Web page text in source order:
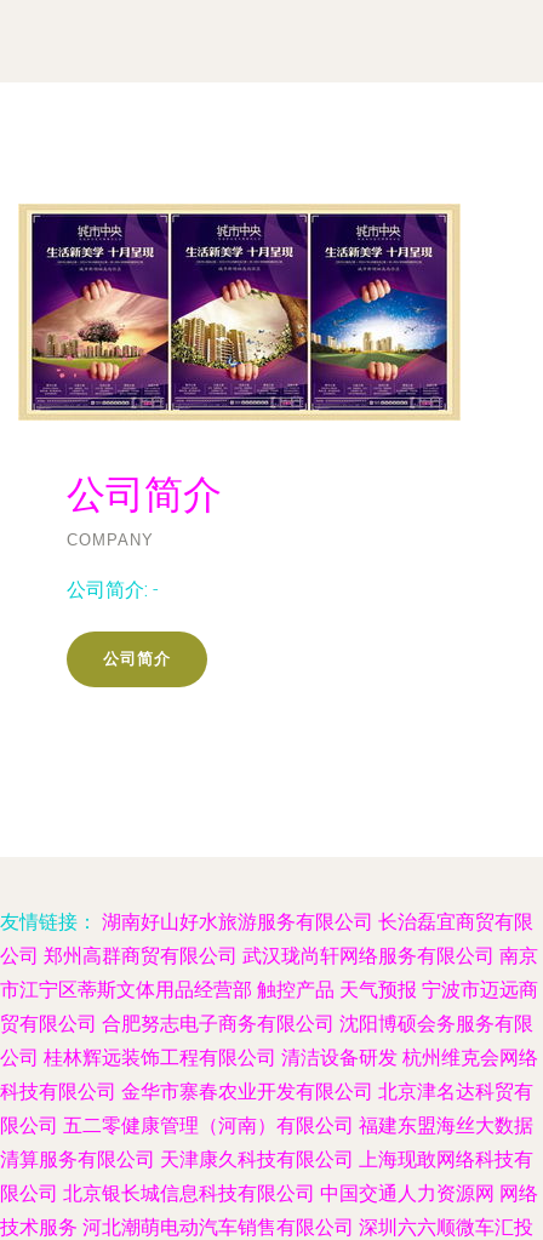
公司简介
COMPANY
公司简介: -
公司简介
友情链接： 湖南好山好水旅游服务有限公司 长治磊宜商贸有限
公司 郑州高群商贸有限公司 武汉珑尚轩网络服务有限公司 南京
市江宁区蒂斯文体用品经营部 触控产品 天气预报 宁波市迈远商
贸有限公司 合肥努志电子商务有限公司 沈阳博硕会务服务有限
公司 桂林辉远装饰工程有限公司 清洁设备研发 杭州维克会网络
科技有限公司 金华市寨春农业开发有限公司 北京津名达科贸有
限公司 五二零健康管理（河南）有限公司 福建东盟海丝大数据
清算服务有限公司 天津康久科技有限公司 上海现敢网络科技有
限公司 北京银长城信息科技有限公司 中国交通人力资源网 网络
技术服务 河北潮萌电动汽车销售有限公司 深圳六六顺微车汇投